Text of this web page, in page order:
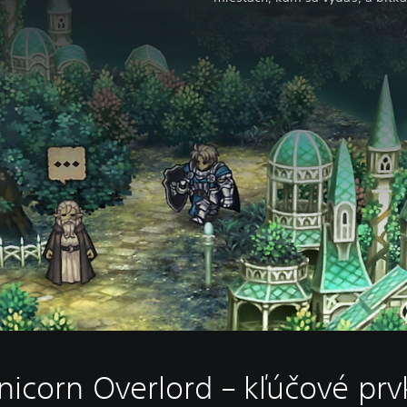
Overlord – kľúčové